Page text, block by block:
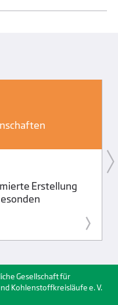
Erstellung
Gesellschaft für
Kohlenstoffkreisläufe e. V.